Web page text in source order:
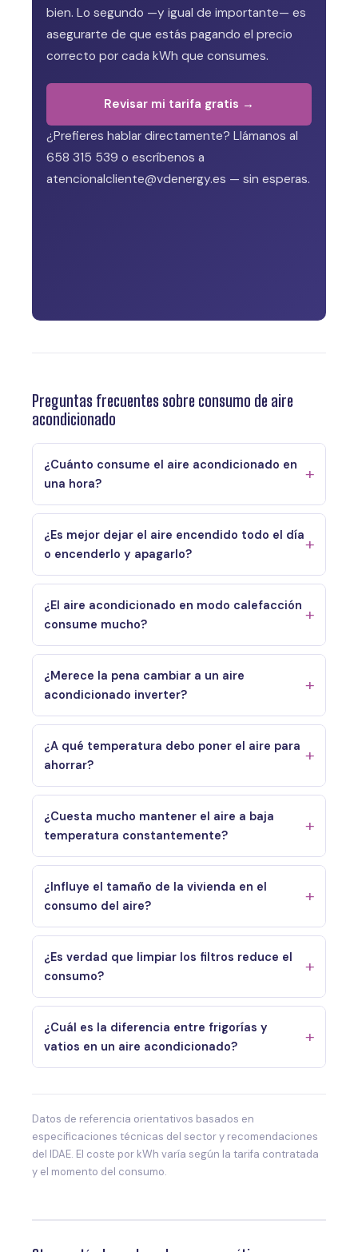
bien. Lo segundo —y igual de importante— es
asegurarte de que estás pagando el precio
correcto por cada kWh que consumes.
Revisar mi tarifa gratis →
¿Prefieres hablar directamente? Llámanos al
658 315 539 o escríbenos a
atencionalcliente@vdenergy.es — sin esperas.
Preguntas frecuentes sobre consumo de aire
acondicionado
¿Cuánto consume el aire acondicionado en
una hora?
¿Es mejor dejar el aire encendido todo el día
o encenderlo y apagarlo?
¿El aire acondicionado en modo calefacción
consume mucho?
¿Merece la pena cambiar a un aire
acondicionado inverter?
¿A qué temperatura debo poner el aire para
ahorrar?
¿Cuesta mucho mantener el aire a baja
temperatura constantemente?
¿Influye el tamaño de la vivienda en el
consumo del aire?
¿Es verdad que limpiar los filtros reduce el
consumo?
¿Cuál es la diferencia entre frigorías y
vatios en un aire acondicionado?
Datos de referencia orientativos basados en
especificaciones técnicas del sector y recomendaciones
del IDAE. El coste por kWh varía según la tarifa contratada
y el momento del consumo.